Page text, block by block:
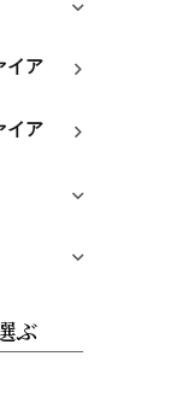
イア
イア
ぶ